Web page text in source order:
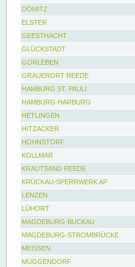
DÖMITZ
ELSTER
GEESTHACHT
GLÜCKSTADT
GORLEBEN
GRAUERORT REEDE
HAMBURG ST. PAULI
HAMBURG-HARBURG
HETLINGEN
HITZACKER
HOHNSTORF
KOLLMAR
KRAUTSAND REEDE
KRÜCKAU-SPERRWERK AP
LENZEN
LÜHORT
MAGDEBURG-BUCKAU
MAGDEBURG-STROMBRÜCKE
MEISSEN
MÜGGENDORF